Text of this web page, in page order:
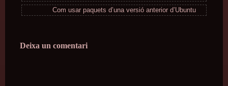
Com usar paquets d’una versió anterior d’Ubuntu
Deixa un comentari